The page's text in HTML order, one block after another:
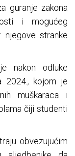
guranje zakona
i mogućeg
njegove stranke
nakon odluke
2024., kojom je
muškaraca i
čiji studenti
obvezujućim